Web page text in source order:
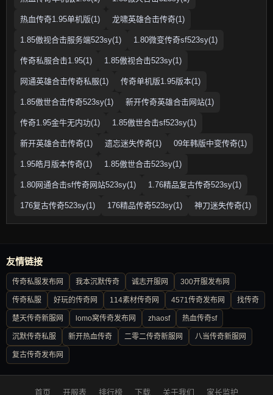
热血传奇1.95单机版(1) 龙啸英雄合击传奇(1)
1.85傲视合击服务端523sy(1) 1.80微变传奇sf523sy(1)
传奇私服合击1.95(1) 1.85傲视合击523sy(1)
网通英雄合击传奇私服(1) 传奇单机版1.95版本(1)
1.85傲世合击传奇523sy(1) 新开传奇英雄合击网站(1)
传奇1.95金牛无内功(1) 1.85傲世合击sf523sy(1)
新开英雄合击传奇(1) 遗忘迷失传奇(1) 09年韩版中变传奇(1)
1.95皓月版本传奇(1) 1.85傲世合击523sy(1)
1.80网通合击sf传奇网站523sy(1) 1.76精品复古传奇523sy(1)
176复古传奇523sy(1) 176精品传奇523sy(1) 神刀迷失传奇(1)
友情链接
传奇私服发布网 我本沉默传奇 诚志开服网 300开服发布网
传奇私服 好玩的传奇网 114素材传奇网 4571传奇发布网 找传奇
楚天传奇新服网 lomo窝传奇发布网 zhaosf 热血传奇sf
沉默传奇私服 新开热血传奇 二零二传奇新服网 八当传奇新服网
复古传奇发布网
首页 开服表 排行榜 下载 关于我们 家长监护